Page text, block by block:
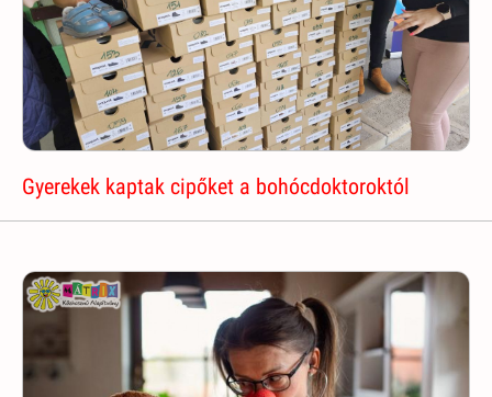
Gyerekek kaptak cipőket a bohócdoktoroktól